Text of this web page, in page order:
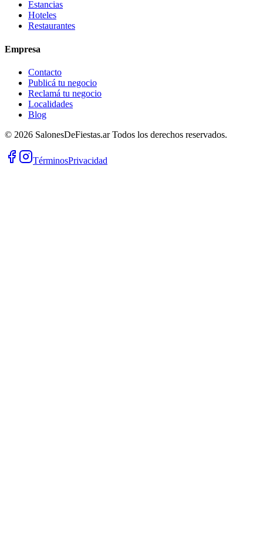
Estancias
Hoteles
Restaurantes
Empresa
Contacto
Publicá tu negocio
Reclamá tu negocio
Localidades
Blog
© 2026 SalonesDeFiestas.arTodos los derechos reservados.
TérminosPrivacidad